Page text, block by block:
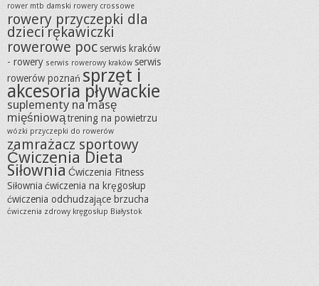
rower mtb damski rowery crossowe
rowery przyczepki dla
dziecirękawiczki
rowerowe pocserwis kraków
- rowery serwis rowerowy kraków serwis
rowerów poznań sprzęt i
akcesoria pływackie
suplementy na masę
mięśniowątrening na powietrzu
wózki przyczepki do rowerów
zamrażacz sportowy
Ćwiczenia Dieta
SiłowniaĆwiczenia Fitness
Siłowniaćwiczenia na kręgosłup
ćwiczenia odchudzające brzucha
ćwiczenia zdrowy kręgosłup Białystok